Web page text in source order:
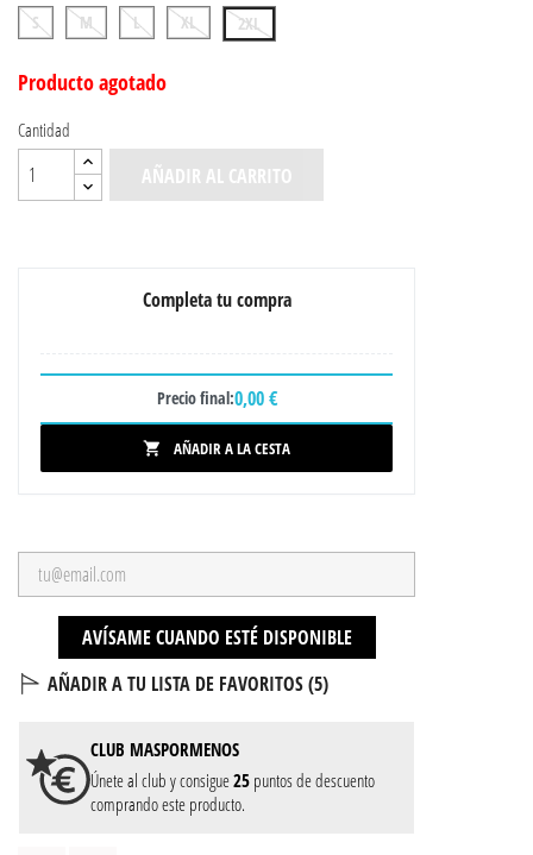
S M L XL 2XL
Producto agotado
Cantidad
AÑADIR AL CARRITO
Completa tu compra
Precio final:0,00 €
 AÑADIR A LA CESTA
AVÍSAME CUANDO ESTÉ DISPONIBLE
AÑADIR A TU LISTA DE FAVORITOS (5)
CLUB MASPORMENOS
Únete al club y consigue25 puntos de descuento
comprando este producto.